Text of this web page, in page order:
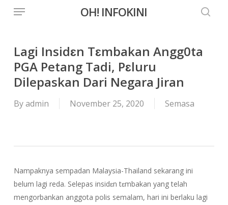
content
OH! INFOKINI
Menu
Lagi Insidɛn Tɛmbakan Angg0ta
PGA Petang Tadi, Pɛluru
Dilepaskan Dari Negara Jiran
Byadmin November 25, 2020 Semasa
Nampaknya sempadan Malaysia-Thailand sekarang ini
belum lagi reda. Selepas insidɛn tɛmbakan yang telah
mengorbankan anggota polis semalam, hari ini berlaku lagi